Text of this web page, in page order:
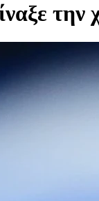
την